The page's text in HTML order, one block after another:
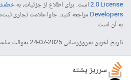
2.0 License است. برای اطلاع از جزئیات، به
Developers‏
به آن است.
تاریخ آخرین به‌روزرسانی 2025-07-24 به‌وقت ساعت هماهنگ جهانی.
سرریز پشته